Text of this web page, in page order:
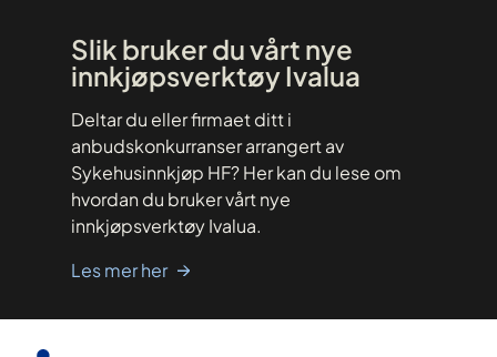
Slik bruker du vårt nye
innkjøpsverktøy Ivalua
Deltar du eller firmaet ditt i
anbudskonkurranser arrangert av
Sykehusinnkjøp HF? Her kan du lese om
hvordan du bruker vårt nye
innkjøpsverktøy Ivalua.
Les mer her